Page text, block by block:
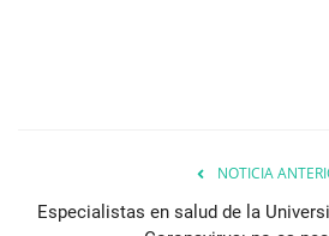
NOTICIA
Especialistas en salud de la